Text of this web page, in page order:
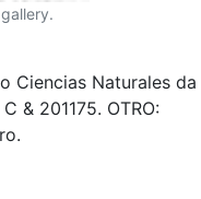
Ciencias Naturales da
& 201175. OTRO: